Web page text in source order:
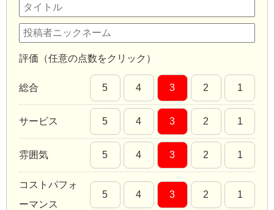
評価（任意の点数をクリック）
総合 5 4 3 2 1
サービス 5 4 3 2 1
雰囲気 5 4 3 2 1
コストパフォ
ーマンス
5 4 3 2 1